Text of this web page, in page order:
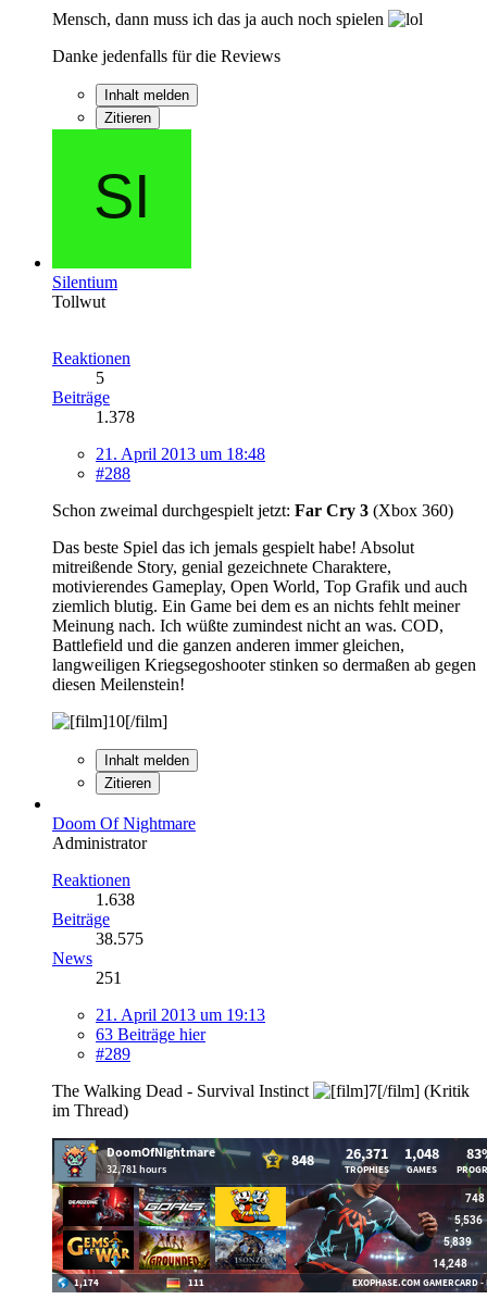
Mensch, dann muss ich das ja auch noch spielen
Danke jedenfalls für die Reviews
Inhalt melden
Zitieren
Silentium
Tollwut
Reaktionen
5
Beiträge
1.378
21. April 2013 um 18:48
#288
Schon zweimal durchgespielt jetzt: Far Cry 3 (Xbox 360)
Das beste Spiel das ich jemals gespielt habe! Absolut
mitreißende Story, genial gezeichnete Charaktere,
motivierendes Gameplay, Open World, Top Grafik und auch
ziemlich blutig. Ein Game bei dem es an nichts fehlt meiner
Meinung nach. Ich wüßte zumindest nicht an was. COD,
Battlefield und die ganzen anderen immer gleichen,
langweiligen Kriegsegoshooter stinken so dermaßen ab gegen
diesen Meilenstein!
Inhalt melden
Zitieren
Doom Of Nightmare
Administrator
Reaktionen
1.638
Beiträge
38.575
News
251
21. April 2013 um 19:13
63 Beiträge hier
#289
The Walking Dead - Survival Instinct
(Kritik
im Thread)